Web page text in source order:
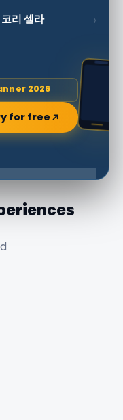
리 셀라 ›
2026
for free